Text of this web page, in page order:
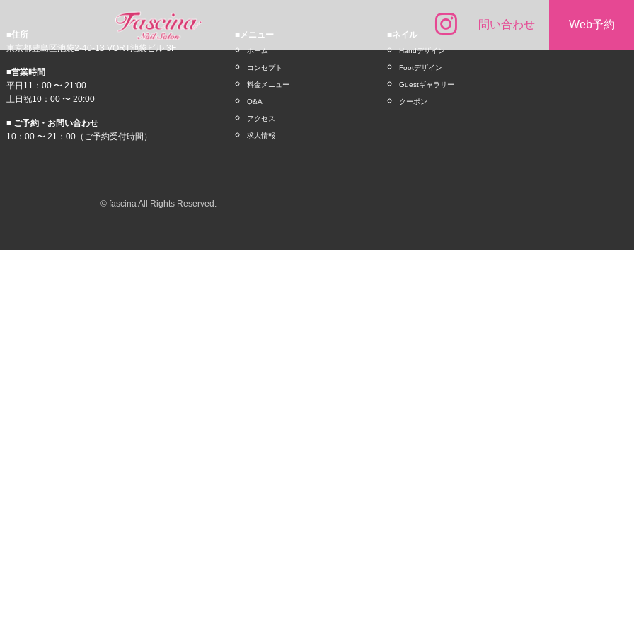
問い合わせ Web予約
■住所
東京都豊島区池袋2-40-13 VORT池袋ビル 3F
■営業時間
平日11：00 〜 21:00
土日祝10：00 〜 20:00
■ ご予約・お問い合わせ
10：00 〜 21：00（ご予約受付時間）
■メニュー
ホーム
コンセプト
料金メニュー
Q&A
アクセス
求人情報
■ネイル
Handデザイン
Footデザイン
Guestギャラリー
クーポン
© fascina All Rights Reserved.